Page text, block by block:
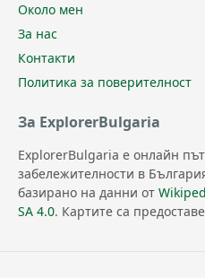
Около мен
За нас
Контакти
Политика за поверителност
За ExplorerBulgaria
ExplorerBulgaria е онлайн
забележителности в
базирано на данни от
SA 4.0. Картите са